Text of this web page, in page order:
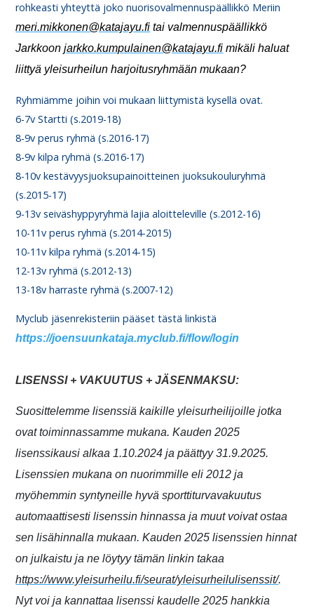
rohkeasti yhteyttä joko nuorisovalmennuspäällikkö Meriin
meri.mikkonen@katajayu.fi tai valmennuspäällikkö
Jarkkoonjarkko.kumpulainen@katajayu.fi mikäli haluat
liittyä yleisurheilun harjoitusryhmään mukaan?
Ryhmiämme joihin voi mukaan liittymistä kysellä ovat.
6-7v Startti (s.2019-18)
8-9v perus ryhmä (s.2016-17)
8-9v kilpa ryhmä (s.2016-17)
8-10v kestävyysjuoksupainoitteinen juoksukouluryhmä
(s.2015-17)
9-13v seiväshyppyryhmä lajia aloitteleville (s.2012-16)
10-11v perus ryhmä (s.2014-2015)
10-11v kilpa ryhmä (s.2014-15)
12-13v ryhmä (s.2012-13)
13-18v harraste ryhmä (s.2007-12)
Myclub jäsenrekisteriin pääset tästä linkistä
https://joensuunkataja.myclub.fi/flow/login
LISENSSI + VAKUUTUS + JÄSENMAKSU:
Suosittelemme lisenssiä kaikille yleisurheilijoille jotka
ovat toiminnassamme mukana. Kauden 2025
lisenssikausi alkaa 1.10.2024 ja päättyy 31.9.2025.
Lisenssien mukana on nuorimmille eli 2012 ja
myöhemmin syntyneille hyvä sporttiturvavakuutus
automaattisesti lisenssin hinnassa ja muut voivat ostaa
sen lisähinnalla mukaan. Kauden 2025 lisenssien hinnat
on julkaistu ja ne löytyy tämän linkin takaa
https://www.yleisurheilu.fi/seurat/yleisurheilulisenssit/.
Nyt voi ja kannattaa lisenssi kaudelle 2025 hankkia